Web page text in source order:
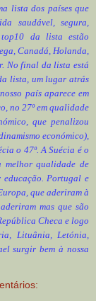
lista dos países que
saudável, segura,
top10 da lista estão
Canadá, Holanda,
No final da lista está
lista, um lugar atrás
país aparece em
no 27º em qualidade
que penalizou
económico),
o 47º. A Suécia é o
melhor qualidade de
Portugal e
que aderiram à
mas que são
Checa e logo
Lituânia, Letónia,
surgir bem à nossa